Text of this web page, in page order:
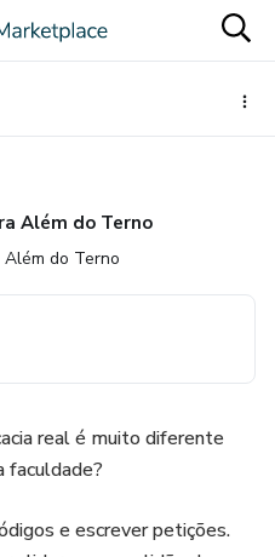
Além do Terno
do Terno
real é muito diferente
faculdade?
e escrever petições.